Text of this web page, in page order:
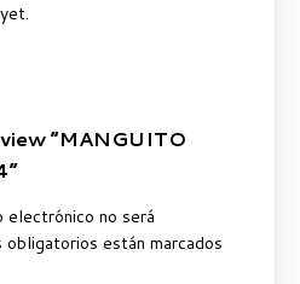
“MANGUITO
electrónico no será
obligatorios están marcados